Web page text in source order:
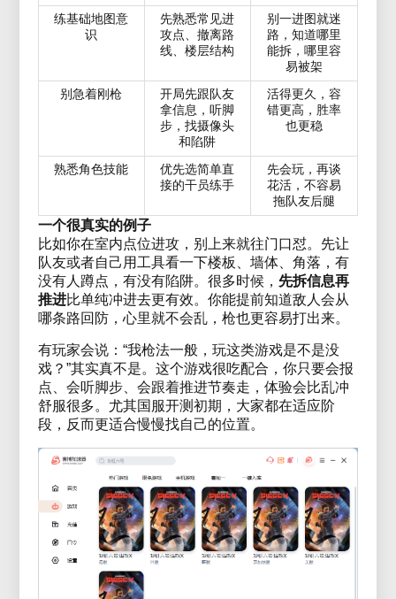
练基础地图意
识
先熟悉常见进
攻点、撤离路
线、楼层结构
别一进图就迷
路，知道哪里
能拆，哪里容
易被架
别急着刚枪
开局先跟队友
拿信息，听脚
步，找摄像头
和陷阱
活得更久，容
错更高，胜率
也更稳
熟悉角色技能
优先选简单直
接的干员练手
先会玩，再谈
花活，不容易
拖队友后腿
一个很真实的例子
比如你在室内点位进攻，别上来就往门口怼。先让
队友或者自己用工具看一下楼板、墙体、角落，有
没有人蹲点，有没有陷阱。很多时候， 先拆信息再
推进比单纯冲进去更有效。你能提前知道敌人会从
哪条路回防，心里就不会乱，枪也更容易打出来。
有玩家会说：“我枪法一般，玩这类游戏是不是没
戏？”其实真不是。这个游戏很吃配合，你只要会报
点、会听脚步、会跟着推进节奏走，体验会比乱冲
舒服很多。尤其国服开测初期，大家都在适应阶
段，反而更适合慢慢找自己的位置。